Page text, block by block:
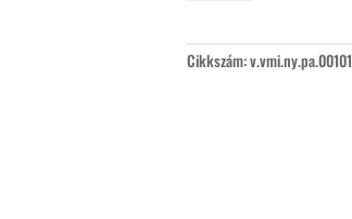
szakrális
királysághoz
Cikkszám:v.vmi.ny.pa.00101